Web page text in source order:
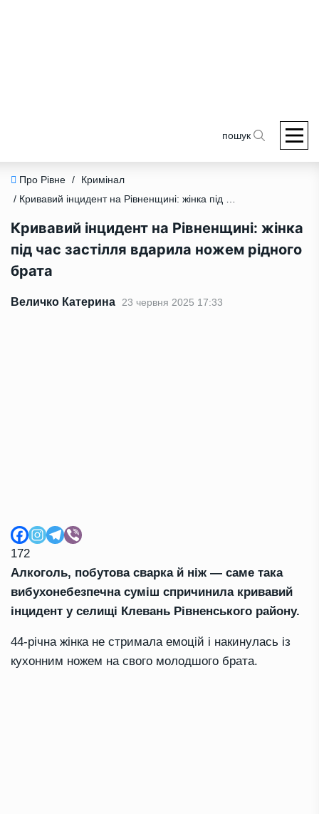
пошук
Про Рівне /
Кримінал
/ Кривавий інцидент на Рівненщині: жінка під час застілля вдарила ножем рідного брата
Кривавий інцидент на Рівненщині: жінка
під час застілля вдарила ножем рідного
брата
Величко Катерина 23 червня 2025 17:33
172
Алкоголь, побутова сварка й ніж — саме така
вибухонебезпечна суміш спричинила кривавий
інцидент у селищі Клевань Рівненського району.
44-річна жінка не стримала емоцій і накинулась із
кухонним ножем на свого молодшого брата.